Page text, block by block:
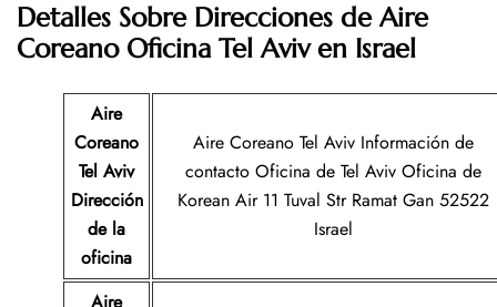
Detalles Sobre Direcciones de Aire
Coreano Oficina Tel Aviv en Israel
Aire
Coreano
Tel Aviv
Dirección
de la
oficina
Aire Coreano Tel Aviv Información de
contacto Oficina de Tel Aviv Oficina de
Korean Air 11 Tuval Str Ramat Gan 52522
Israel